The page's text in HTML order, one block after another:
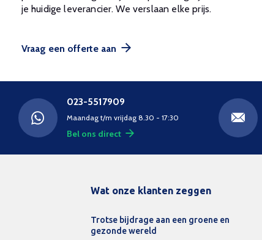
je huidige leverancier. We verslaan elke prijs.
Vraag een offerte aan
023-5517909
Maandag t/m vrijdag 8.30 - 17:30
Bel ons direct
Wat onze klanten zeggen
Trotse bijdrage aan een groene en
gezonde wereld